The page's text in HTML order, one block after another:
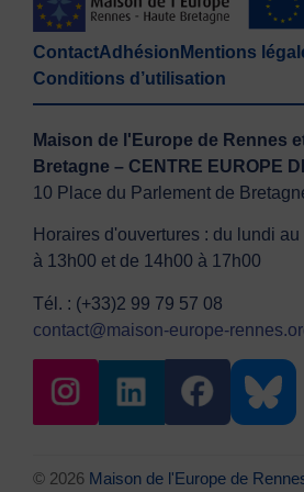
ContactAdhésion Mentions
Conditions d’utilisation
Maison de l'Europe de Rennes
Bretagne – CENTRE EUROPE
10 Place du Parlement de
Horaires d'ouvertures : du lundi
à 13h00 et de 14h00 à 17h00
Tél. : (+33)2 99 79 57 08
contact@maison-europe-
© 2026 Maison de l'Europe de